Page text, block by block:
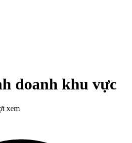
doanh khu vực
xem